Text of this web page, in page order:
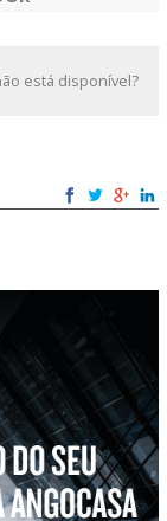
está disponível?